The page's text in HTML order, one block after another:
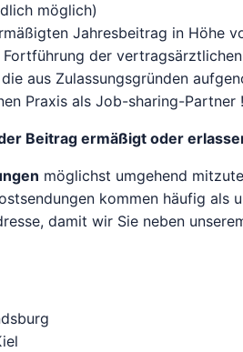
möglich)
Jahresbeitrag in Höhe
der
aus Zulassungsgründen
Praxis als Job-sharing-Partner !
Beitrag ermäßigt oder
möglichst umgehend
kommen häufig als
damit wir Sie neben